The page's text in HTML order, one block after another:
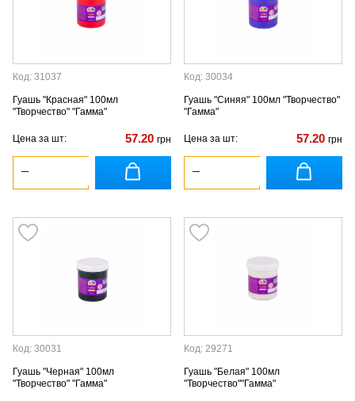
Код: 31037
Гуашь "Красная" 100мл
"Творчество" "Гамма"
Цена за шт: 57.20 грн
Код: 30034
Гуашь "Синяя" 100мл "Творчество"
"Гамма"
Цена за шт: 57.20 грн
Код: 30031
Гуашь "Черная" 100мл
"Творчество" "Гамма"
Код: 29271
Гуашь "Белая" 100мл
"Творчество""Гамма"